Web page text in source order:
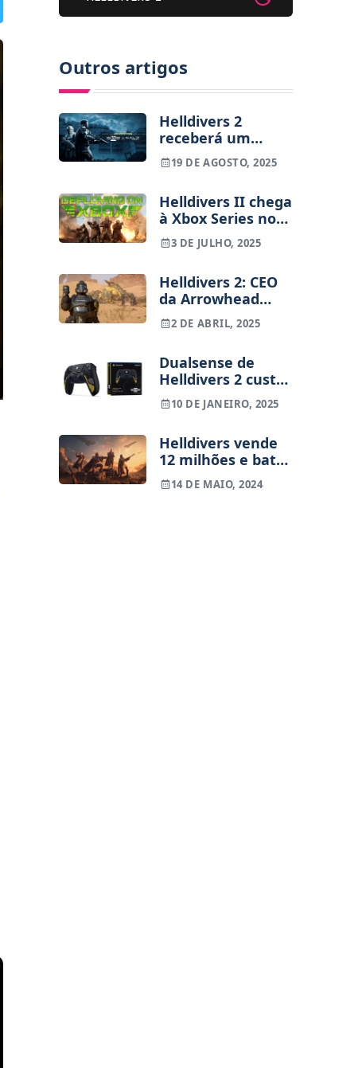
Outros artigos
Helldivers 2
receberá um
crossover com
Halo: ODST num
Warbond
19 DE AGOSTO, 2025
Helldivers II chega
à Xbox Series no
final do verão
3 DE JULHO, 2025
Helldivers 2: CEO
da Arrowhead
recorda a crise
que quase
2 DE ABRIL, 2025
Dualsense de
Helldivers 2 custa
84,99 euros;
reservas já
10 DE JANEIRO, 2025
Helldivers vende
12 milhões e bate
recorde de God of
War Ragnarok
14 DE MAIO, 2024